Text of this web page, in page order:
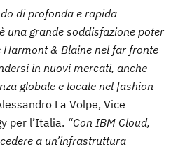
di profonda e rapida
una grande soddisfazione poter
& Blaine nel far fronte
in nuovi mercati, anche
globale e locale nel fashion
La Volpe, Vice
per l’Italia. “Con IBM Cloud,
a un’infrastruttura